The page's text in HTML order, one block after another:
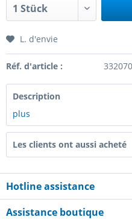
L. d'envie
Réf. d'article :
Description
plus
Les clients ont aussi acheté
Hotline assistance
Assistance boutique